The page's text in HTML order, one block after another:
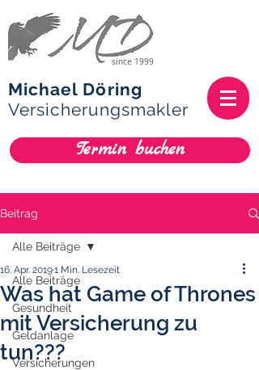
since 1999
Michael Döring
Versicherungsmakler
Termin buchen
Beitrag
Alle Beiträge
Gesundheit
Geldanlage
Versicherungen
Alle Beiträge
Was hat Game of Thrones
mit Versicherung zu
tun???
16. Apr. 20191 Min. Lesezeit